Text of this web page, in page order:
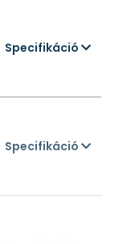
Specifikáció
Specifikáció